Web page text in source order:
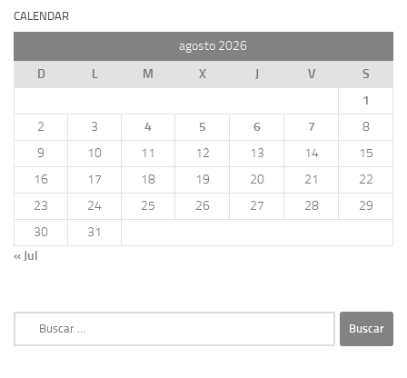
CALENDAR
agosto 2026
D
L M X J V
S
1
2
3 4 5 6 7
8
9
10 11 12 13 14
15
16
17 18 19 20 21
22
23
24 25 26 27 28
29
30
31
« Jul